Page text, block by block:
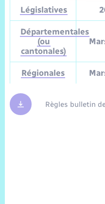
Législatives
Départementales
(ou
cantonales)
Régionales
Règles bulletin